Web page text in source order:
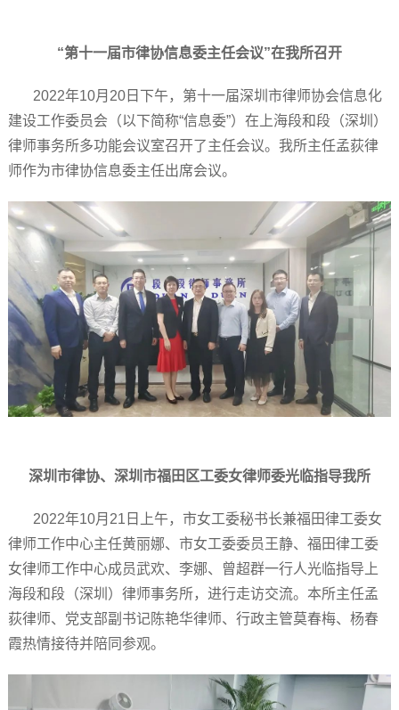
“第十一届市律协信息委主任会议”在我所召开
2022年10月20日下午，第十一届深圳市律师协会信息化
建设工作委员会（以下简称“信息委”）在上海段和段（深圳）
律师事务所多功能会议室召开了主任会议。我所主任孟荻律
师作为市律协信息委主任出席会议。
深圳市律协、深圳市福田区工委女律师委光临指导我所
2022年10月21日上午，市女工委秘书长兼福田律工委女
律师工作中心主任黄丽娜、市女工委委员王静、福田律工委
女律师工作中心成员武欢、李娜、曾超群一行人光临指导上
海段和段（深圳）律师事务所，进行走访交流。本所主任孟
荻律师、党支部副书记陈艳华律师、行政主管莫春梅、杨春
霞热情接待并陪同参观。